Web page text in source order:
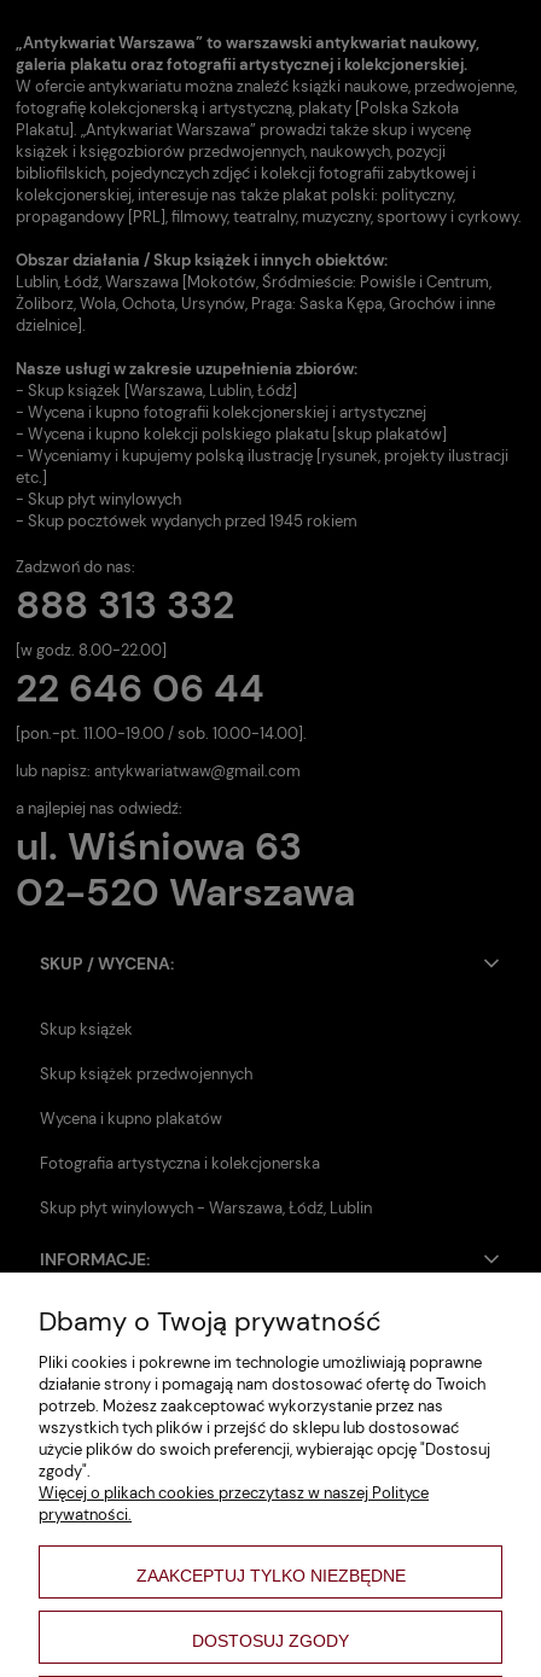
„Antykwariat Warszawa” to warszawski antykwariat naukowy,
galeria plakatu oraz fotografii artystycznej i kolekcjonerskiej.
W ofercie antykwariatu można znaleźć książki naukowe, przedwojenne,
fotografię kolekcjonerską i artystyczną, plakaty [Polska Szkoła
Plakatu]. „Antykwariat Warszawa” prowadzi także skup i wycenę
książek i księgozbiorów przedwojennych, naukowych, pozycji
bibliofilskich, pojedynczych zdjęć i kolekcji fotografii zabytkowej i
kolekcjonerskiej, interesuje nas także plakat polski: polityczny,
propagandowy [PRL], filmowy, teatralny, muzyczny, sportowy i cyrkowy.
Obszar działania / Skup książek i innych obiektów:
Lublin, Łódź, Warszawa [Mokotów, Śródmieście: Powiśle i Centrum,
Żoliborz, Wola, Ochota, Ursynów, Praga: Saska Kępa, Grochów i inne
dzielnice].
Nasze usługi w zakresie uzupełnienia zbiorów:
- Skup książek [Warszawa, Lublin, Łódź]
- Wycena i kupno fotografii kolekcjonerskiej i artystycznej
- Wycena i kupno kolekcji polskiego plakatu [skup plakatów]
- Wyceniamy i kupujemy polską ilustrację [rysunek, projekty ilustracji
etc.]
- Skup płyt winylowych
- Skup pocztówek wydanych przed 1945 rokiem
Zadzwoń do nas:
888 313 332
[w godz. 8.00-22.00]
22 646 06 44
[pon.-pt. 11.00-19.00 / sob. 10.00-14.00].
lub napisz: antykwariatwaw@gmail.com
a najlepiej nas odwiedź:
ul. Wiśniowa 63
02-520 Warszawa
SKUP / WYCENA:
Skup książek
Skup książek przedwojennych
Wycena i kupno plakatów
Fotografia artystyczna i kolekcjonerska
Skup płyt winylowych - Warszawa, Łódź, Lublin
INFORMACJE:
Zwroty i reklamacje
Dane firmy
Jak szukać?
Polityka prywatności
Regulamin
Poltyka cookies
varsaviana
Dbamy o Twoją prywatność
Pliki cookies i pokrewne im technologie umożliwiają poprawne
działanie strony i pomagają nam dostosować ofertę do Twoich
potrzeb. Możesz zaakceptować wykorzystanie przez nas
wszystkich tych plików i przejść do sklepu lub dostosować
użycie plików do swoich preferencji, wybierając opcję "Dostosuj
zgody".
Więcej o plikach cookies przeczytasz w naszej Polityce
prywatności.
ZAAKCEPTUJ TYLKO NIEZBĘDNE
DOSTOSUJ ZGODY